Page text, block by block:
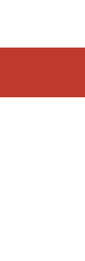
Aller au